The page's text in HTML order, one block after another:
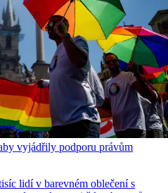
vyjádřily podporu právům
lidí v barevném oblečení s